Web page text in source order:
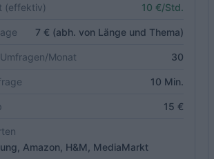
(effektiv) 10 €/Std.
7 € (abh. von Länge und Thema)
Monat 30
10 Min.
15 €
Amazon, H&M, MediaMarkt